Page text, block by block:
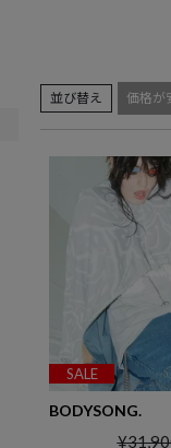
並び替え 価格が
SALE
BODYSONG.
¥